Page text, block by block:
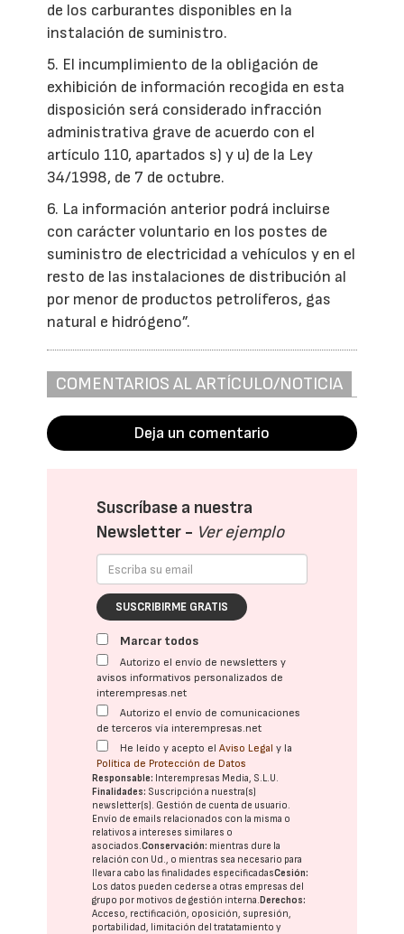
de los carburantes disponibles en la
instalación de suministro.
5. El incumplimiento de la obligación de
exhibición de información recogida en esta
disposición será considerado infracción
administrativa grave de acuerdo con el
artículo 110, apartados s) y u) de la Ley
34/1998, de 7 de octubre.
6. La información anterior podrá incluirse
con carácter voluntario en los postes de
suministro de electricidad a vehículos y en el
resto de las instalaciones de distribución al
por menor de productos petrolíferos, gas
natural e hidrógeno”.
COMENTARIOS AL ARTÍCULO/NOTICIA
Deja un comentario
Suscríbase a nuestra
Newsletter - Ver ejemplo
SUSCRIBIRME GRATIS
Marcar todos
Autorizo el envío de newsletters y
avisos informativos personalizados de
interempresas.net
Autorizo el envío de comunicaciones
de terceros vía interempresas.net
He leído y acepto elAviso Legal y la
Política de Protección de Datos
Responsable: Interempresas Media, S.L.U.
Finalidades: Suscripción a nuestra(s)
newsletter(s). Gestión de cuenta de usuario.
Envío de emails relacionados con la misma o
relativos a intereses similares o
asociados.Conservación: mientras dure la
relación con Ud., o mientras sea necesario para
llevar a cabo las finalidades especificadasCesión:
Los datos pueden cederse a otras empresas del
grupo por motivos de gestión interna. Derechos:
Acceso, rectificación, oposición, supresión,
portabilidad, limitación del tratatamiento y